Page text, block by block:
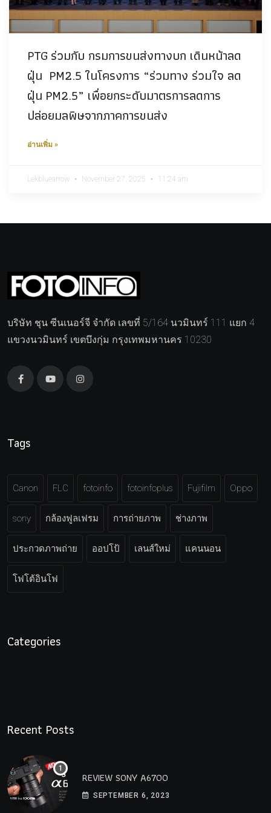
PTG ร่วมกับ กรมการขนส่งทางบก เดินหน้าลด
ฝุ่น PM2.5 ในโครงการ “ร่วมทาง ร่วมใจ ลด
ฝุ่น PM2.5” เพื่อยกระดับมาตรการลดการ
ปล่อยมลพิษจากภาคการขนส่ง
อ่านเพิ่ม »
Lekbluearrow November 27, 2025 11:24 am
บริษัท ชุน ซีนเนอร์จี จำกัด เลขที่ 5/164 นวมินทร์ 111 แยก 4
แขวงนวมินทร์ เขตบึงกุ่ม กรุงเทพมหานคร 10230
Tags
Canon FLC fotoinfo fotoinfoplus Fujifilm Oppo
sony กล้องฟูลเฟรม การถ่ายภาพ ช่างภาพ
ประกวดภาพถ่าย ออปโป้ เลนส์ใหม่ แคนนอน
โฟโต้อินโฟ
Categories
Recent Posts
REVIEW SONY A6700
SEPTEMBER 6, 2023